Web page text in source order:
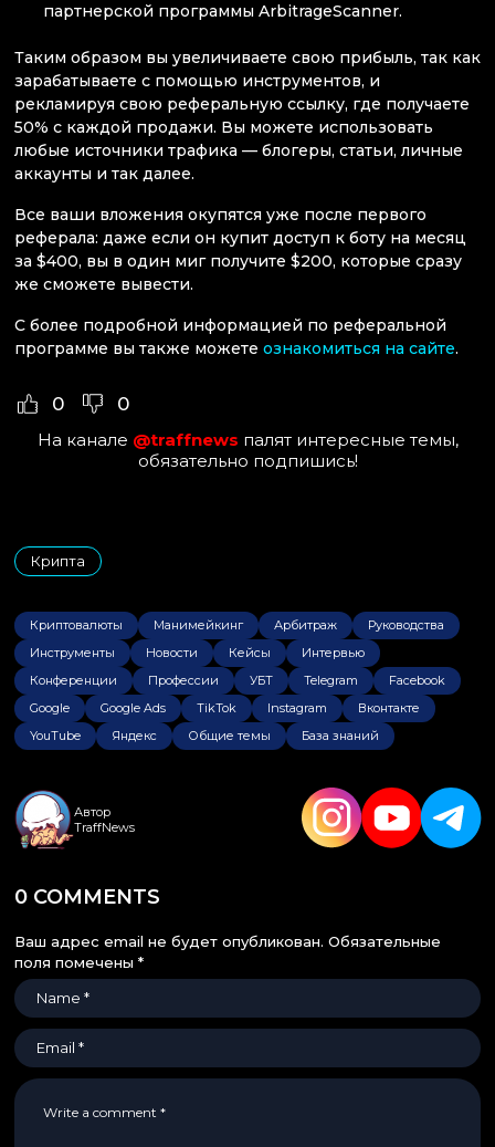
партнерской программы ArbitrageScanner.
Таким образом вы увеличиваете свою прибыль, так как
зарабатываете с помощью инструментов, и
рекламируя свою реферальную ссылку, где получаете
50% с каждой продажи. Вы можете использовать
любые источники трафика — блогеры, статьи, личные
аккаунты и так далее.
Все ваши вложения окупятся уже после первого
реферала: даже если он купит доступ к боту на месяц
за $400, вы в один миг получите $200, которые сразу
же сможете вывести.
С более подробной информацией по реферальной
программе вы также можете ознакомиться на сайте.
0 0
На канале @traffnews палят интересные темы,
обязательно подпишись!
Крипта
Криптовалюты Манимейкинг Арбитраж
Руководства
Инструменты
Новости Кейсы
Интервью
Конференции
Профессии УБТ Telegram
Facebook
Google
Google Ads TikTok Instagram
Вконтакте
YouTube
Яндекс Общие темы База знаний
Автор
TraffNews
0 COMMENTS
Ваш адрес email не будет опубликован. Обязательные
поля помечены *